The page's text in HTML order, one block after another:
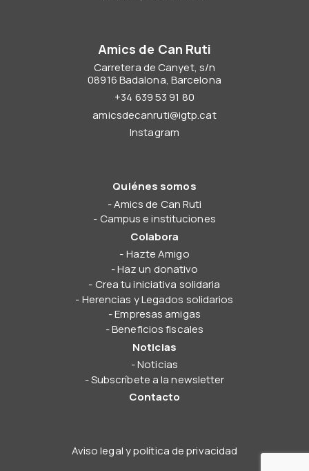
Amics de Can Ruti
Carretera de Canyet, s/n
08916 Badalona, Barcelona
+34 639 53 91 80
amicsdecanruti@igtp.cat
Instagram
Quiénes somos
Amics de Can Ruti
Campus e instituciones
Colabora
Hazte Amigo
Haz un donativo
Crea tu iniciativa solidaria
Herencias y Legados solidarios
Empresas amigas
Beneficios fiscales
Noticias
Noticias
Subscríbete a la newsletter
Contacto
Aviso legal y política de privacidad